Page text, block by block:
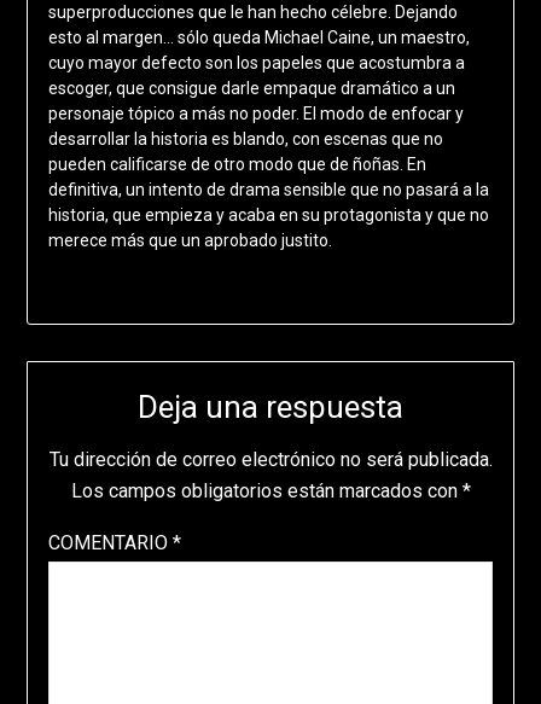
superproducciones que le han hecho célebre. Dejando
esto al margen… sólo queda Michael Caine, un maestro,
cuyo mayor defecto son los papeles que acostumbra a
escoger, que consigue darle empaque dramático a un
personaje tópico a más no poder. El modo de enfocar y
desarrollar la historia es blando, con escenas que no
pueden calificarse de otro modo que de ñoñas. En
definitiva, un intento de drama sensible que no pasará a la
historia, que empieza y acaba en su protagonista y que no
merece más que un aprobado justito.
Deja una respuesta
Tu dirección de correo electrónico no será publicada.
Los campos obligatorios están marcados con *
COMENTARIO *